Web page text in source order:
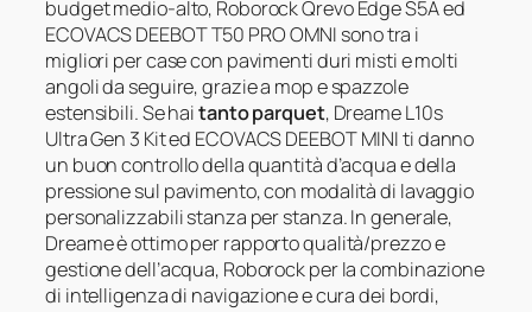
budget medio-alto, Roborock Qrevo Edge S5A ed
ECOVACS DEEBOT T50 PRO OMNI sono tra i
migliori per case con pavimenti duri misti e molti
angoli da seguire, grazie a mop e spazzole
estensibili. Se haitanto parquet, Dreame L10s
Ultra Gen 3 Kit ed ECOVACS DEEBOT MINI ti danno
un buon controllo della quantità d’acqua e della
pressione sul pavimento, con modalità di lavaggio
personalizzabili stanza per stanza. In generale,
Dreame è ottimo per rapporto qualità/prezzo e
gestione dell’acqua, Roborock per la combinazione
di intelligenza di navigazione e cura dei bordi,